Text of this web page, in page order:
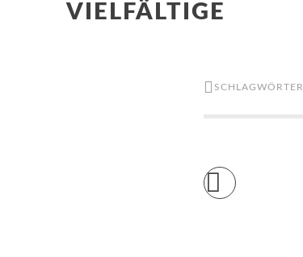
VIELFÄLTIGE
SCHLAGWÖRTER